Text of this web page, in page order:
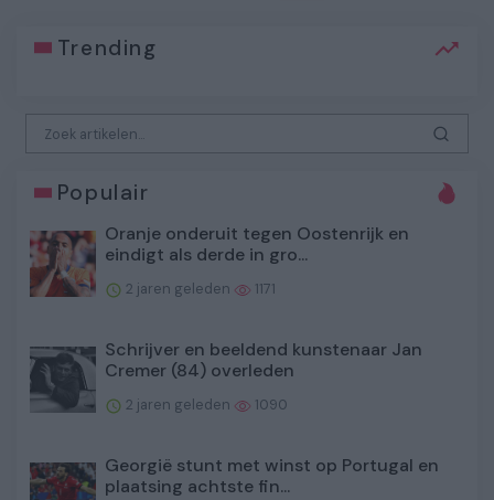
Trending
Populair
Oranje onderuit tegen Oostenrijk en
eindigt als derde in gro...
2 jaren geleden 1171
Schrijver en beeldend kunstenaar Jan
Cremer (84) overleden
2 jaren geleden 1090
Georgië stunt met winst op Portugal en
plaatsing achtste fin...